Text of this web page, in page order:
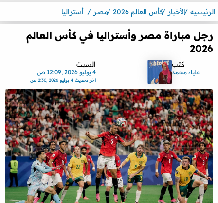
الرئيسيه الأخبار كأس العالم 2026 مصر أستراليا
رجل مباراة مصر وأستراليا في كأس العالم
2026
كتب
علياء محمد
السبت
4 يوليو 2026 ,12:09 ص
اخر تحديث4 يوليو 2026 ,2:30 ص